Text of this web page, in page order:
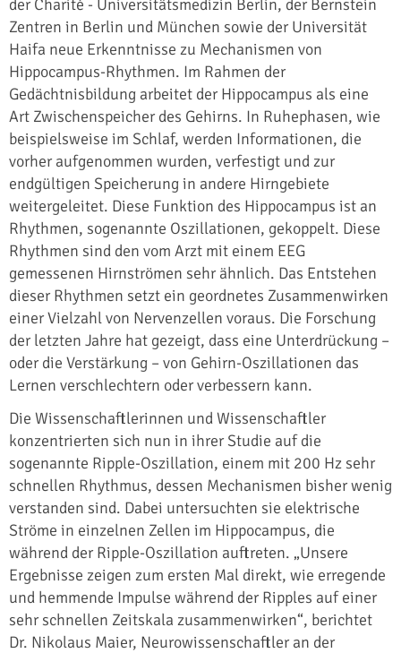
der Charité - Universitätsmedizin Berlin, der Bernstein
Zentren in Berlin und München sowie der Universität
Haifa neue Erkenntnisse zu Mechanismen von
Hippocampus-Rhythmen. Im Rahmen der
Gedächtnisbildung arbeitet der Hippocampus als eine
Art Zwischenspeicher des Gehirns. In Ruhephasen, wie
beispielsweise im Schlaf, werden Informationen, die
vorher aufgenommen wurden, verfestigt und zur
endgültigen Speicherung in andere Hirngebiete
weitergeleitet. Diese Funktion des Hippocampus ist an
Rhythmen, sogenannte Oszillationen, gekoppelt. Diese
Rhythmen sind den vom Arzt mit einem EEG
gemessenen Hirnströmen sehr ähnlich. Das Entstehen
dieser Rhythmen setzt ein geordnetes Zusammenwirken
einer Vielzahl von Nervenzellen voraus. Die Forschung
der letzten Jahre hat gezeigt, dass eine Unterdrückung –
oder die Verstärkung – von Gehirn-Oszillationen das
Lernen verschlechtern oder verbessern kann.
Die Wissenschaftlerinnen und Wissenschaftler
konzentrierten sich nun in ihrer Studie auf die
sogenannte Ripple-Oszillation, einem mit 200 Hz sehr
schnellen Rhythmus, dessen Mechanismen bisher wenig
verstanden sind. Dabei untersuchten sie elektrische
Ströme in einzelnen Zellen im Hippocampus, die
während der Ripple-Oszillation auftreten. „Unsere
Ergebnisse zeigen zum ersten Mal direkt, wie erregende
und hemmende Impulse während der Ripples auf einer
sehr schnellen Zeitskala zusammenwirken“, berichtet
Dr. Nikolaus Maier, Neurowissenschaftler an der